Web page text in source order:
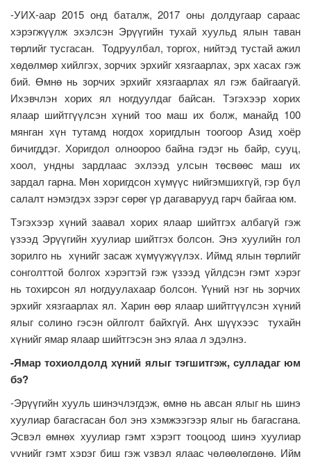
-УИХ-аар 2015 онд баталж, 2017 оны долдугаар сараас
хэрэгжүүлж эхэлсэн Эрүүгийн тухай хуульд ялын таван
төрлийг тусгасан. Тодруулбал, торгох, нийтэд тустай ажил
хөдөлмөр хийлгэх, зорчих эрхийг хязгаарлах, эрх хасах гэж
бий. Өмнө нь зорчих эрхийг хязгаарлах ял гэж байгаагүй.
Ихэвчлэн хорих ял ногдуулдаг байсан. Тэгэхээр хорих
ялаар шийтгүүлсэн хүний тоо маш их болж, манайд 100
мянган хүн тутамд ногдох хоригдлын тоогоор Азид хоёр
бичигддэг. Хоригдол олноороо байна гэдэг нь байр, сууц,
хоол, ундны зардлаас эхлээд улсын төсвөөс маш их
зардал гарна. Мөн хоригдсон хүмүүс нийгэмшихгүй, гэр бүл
салалт нэмэгдэх зэрэг сөрөг үр дагаварууд гарч байгаа юм.
Тэгэхээр хүний заавал хорих ялаар шийтгэх албагүй гэж
үзээд Эрүүгийн хуулиар шийтгэх болсон. Энэ хуулийн гол
зорилго нь хүнийг засаж хүмүүжүүлэх. Иймд ялын төрлийг
сонголттой болгох хэрэгтэй гэж үзээд үйлдсэн гэмт хэрэг
нь тохирсон ял ногдуулахаар болсон. Үүний нэг нь зорчих
эрхийг хязгаарлах ял. Харин өөр ялаар шийтгүүлсэн хүний
ялыг солино гэсэн ойлголт байхгүй. Анх шүүхээс тухайн
хүнийг ямар ялаар шийтгэсэн энэ ялаа л эдэлнэ.
-Ямар тохиолдолд хүний ялыг тэгшитгэж, сулладаг юм
бэ?
-Эрүүгийн хууль шинэчлэгдэж, өмнө нь авсан ялыг нь шинэ
хуулиар багасгасан бол энэ хэмжээгээр ялыг нь багасгана.
Эсвэл өмнөх хуулиар гэмт хэрэгт тооцоод шинэ хуулиар
үүнийг гэмт хэрэг биш гэж үзвэл ялаас чөлөөлөгдөнө. Ийм